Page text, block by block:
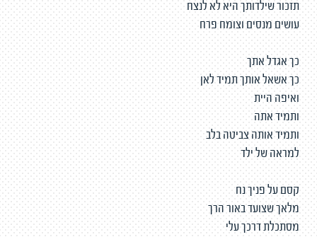
תזכור שילדותך היא לא לנצח
עושים מנסים וצומח פרח
כך אגדל אתך
כך אשאל אותך תמיד לאן
ואיפה היית
ותמיד אתה
ותמיד אותה צביטה בלב
למראה של ילד
קסם על פניך נח
מלאך שצועד באור הרך
מסתכלת דרכך עלי